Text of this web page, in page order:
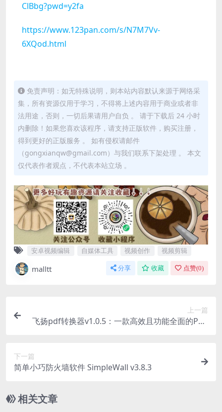
ClBbg?pwd=y2fa
https://www.123pan.com/s/N7M7Vv-
6XQod.html
免责声明：如无特殊说明，则本站内容默认来源于网络采
集，所有资源仅用于学习，不得将上述内容用于商业或者非
法用途，否则，一切后果请用户自负 。 请于下载后 24 小时
内删除！如果您喜欢该程序，请支持正版软件，购买注册，
得到更好的正版服务 。 如有侵权请邮件
（gongxianqw@gmail.com）与我们联系下架处理 。 本文
仅代表作者观点，不代表本站立场 。
安卓视频编辑 自媒体工具 视频创作 视频剪辑
malltt 分享 收藏 点赞(0)
上一篇
飞扬pdf转换器v1.0.5：一款高效且功能全面的PDF
下一篇
简单小巧防火墙软件 SimpleWall v3.8.3
相关文章